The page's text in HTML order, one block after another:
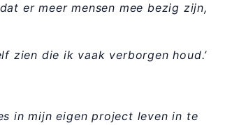
er meer mensen mee bezig zijn,
zien die ik vaak verborgen houd.’
in mijn eigen project leven in te